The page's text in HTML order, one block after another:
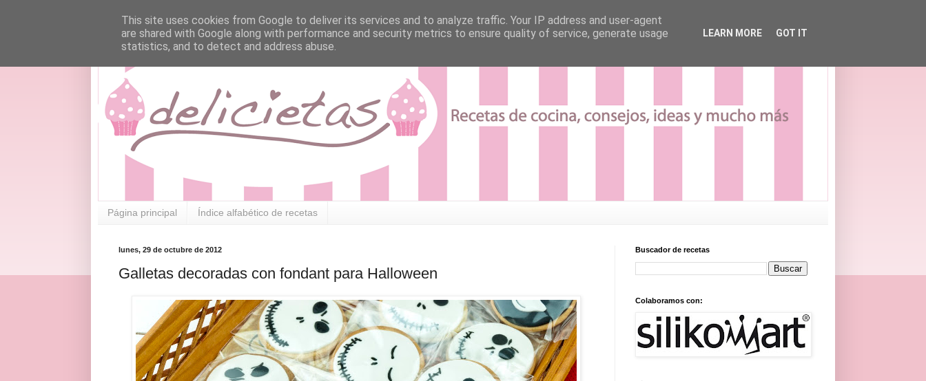
Página principal Índice alfabético de recetas
lunes, 29 de octubre de 2012
Galletas decoradas con fondant para Halloween
Buscador de recetas
Colaboramos con:
This site uses cookies from Google to deliver its services and to analyze traffic. Your IP address and user-agent
are shared with Google along with performance and security metrics to ensure quality of service, generate usage
statistics, and to detect and address abuse.
LEARN MORE GOT IT